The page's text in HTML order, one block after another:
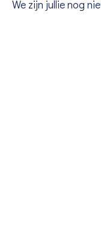
We zijn jullie nog